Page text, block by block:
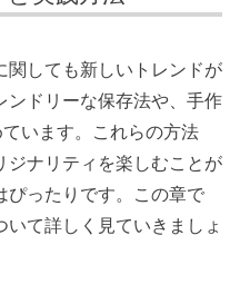
関しても新しいトレンドが
ンドリーな保存法や、手作
います。これらの方法
ジナリティを楽しむことが
ぴったりです。この章で
て詳しく見ていきましょ